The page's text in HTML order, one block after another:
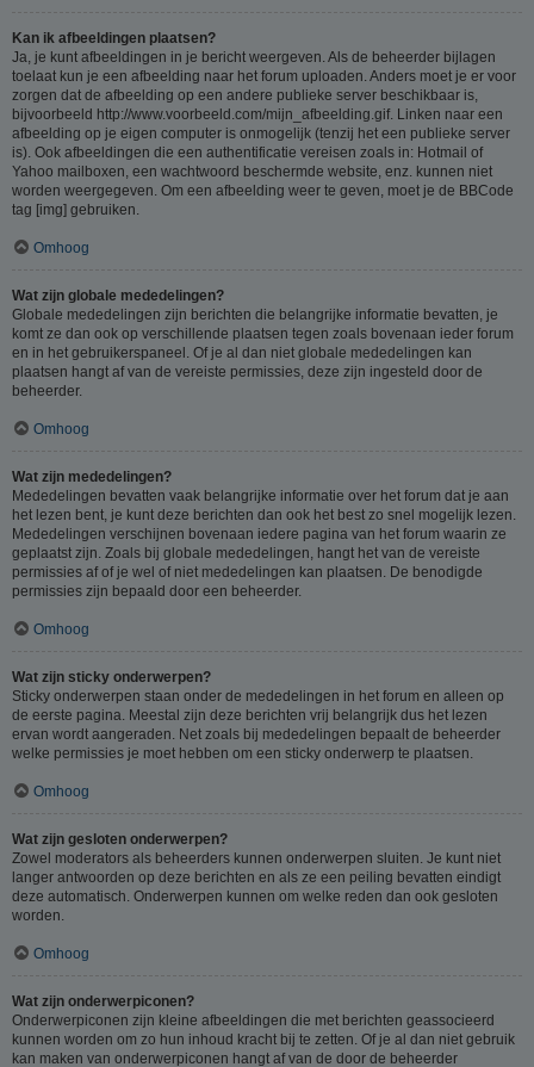
Kan ik afbeeldingen plaatsen?
Ja, je kunt afbeeldingen in je bericht weergeven. Als de beheerder bijlagen
toelaat kun je een afbeelding naar het forum uploaden. Anders moet je er voor
zorgen dat de afbeelding op een andere publieke server beschikbaar is,
bijvoorbeeld http://www.voorbeeld.com/mijn_afbeelding.gif. Linken naar een
afbeelding op je eigen computer is onmogelijk (tenzij het een publieke server
is). Ook afbeeldingen die een authentificatie vereisen zoals in: Hotmail of
Yahoo mailboxen, een wachtwoord beschermde website, enz. kunnen niet
worden weergegeven. Om een afbeelding weer te geven, moet je de BBCode
tag [img] gebruiken.
Omhoog
Wat zijn globale mededelingen?
Globale mededelingen zijn berichten die belangrijke informatie bevatten, je
komt ze dan ook op verschillende plaatsen tegen zoals bovenaan ieder forum
en in het gebruikerspaneel. Of je al dan niet globale mededelingen kan
plaatsen hangt af van de vereiste permissies, deze zijn ingesteld door de
beheerder.
Omhoog
Wat zijn mededelingen?
Mededelingen bevatten vaak belangrijke informatie over het forum dat je aan
het lezen bent, je kunt deze berichten dan ook het best zo snel mogelijk lezen.
Mededelingen verschijnen bovenaan iedere pagina van het forum waarin ze
geplaatst zijn. Zoals bij globale mededelingen, hangt het van de vereiste
permissies af of je wel of niet mededelingen kan plaatsen. De benodigde
permissies zijn bepaald door een beheerder.
Omhoog
Wat zijn sticky onderwerpen?
Sticky onderwerpen staan onder de mededelingen in het forum en alleen op
de eerste pagina. Meestal zijn deze berichten vrij belangrijk dus het lezen
ervan wordt aangeraden. Net zoals bij mededelingen bepaalt de beheerder
welke permissies je moet hebben om een sticky onderwerp te plaatsen.
Omhoog
Wat zijn gesloten onderwerpen?
Zowel moderators als beheerders kunnen onderwerpen sluiten. Je kunt niet
langer antwoorden op deze berichten en als ze een peiling bevatten eindigt
deze automatisch. Onderwerpen kunnen om welke reden dan ook gesloten
worden.
Omhoog
Wat zijn onderwerpiconen?
Onderwerpiconen zijn kleine afbeeldingen die met berichten geassocieerd
kunnen worden om zo hun inhoud kracht bij te zetten. Of je al dan niet gebruik
kan maken van onderwerpiconen hangt af van de door de beheerder